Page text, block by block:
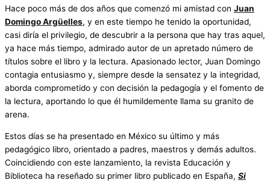
Hace poco más de dos años que comenzó mi amistad con Juan
Domingo Argüelles, y en este tiempo he tenido la oportunidad,
casi diría el privilegio, de descubrir a la persona que hay tras aquel,
ya hace más tiempo, admirado autor de un apretado número de
títulos sobre el libro y la lectura. Apasionado lector, Juan Domingo
contagia entusiasmo y, siempre desde la sensatez y la integridad,
aborda comprometido y con decisión la pedagogía y el fomento de
la lectura, aportando lo que él humildemente llama su granito de
arena.
Estos días se ha presentado en México su último y más
pedagógico libro, orientado a padres, maestros y demás adultos.
Coincidiendo con este lanzamiento, la revista Educación y
Biblioteca ha reseñado su primer libro publicado en España, Si